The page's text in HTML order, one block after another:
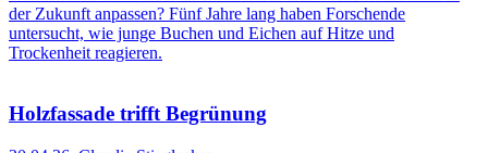
der Zukunft anpassen? Fünf Jahre lang haben Forschende
untersucht, wie junge Buchen und Eichen auf Hitze und
Trockenheit reagieren.
Holzfassade trifft Begrünung